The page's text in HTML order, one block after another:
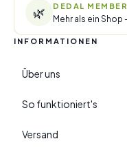
🌿 DEDAL MEMBER
Mehr als ein
INFORMATIONEN
Über uns
So funktioniert's
Versand